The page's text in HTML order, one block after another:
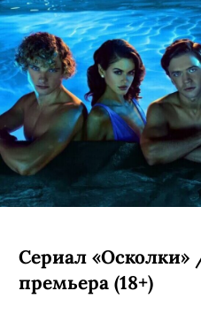
Сериал «Осколки»
премьера (18+)